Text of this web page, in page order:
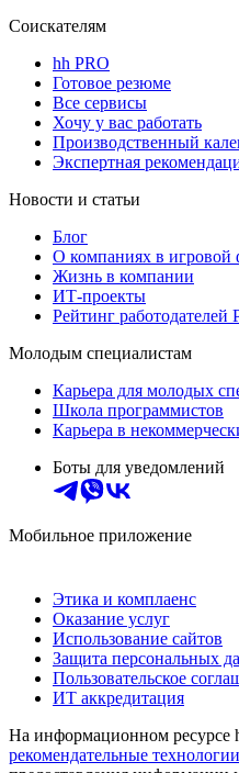
Соискателям
hh PRO
Готовое резюме
Все сервисы
Хочу у вас работать
Производственный
Экспертная
Новости и статьи
Блог
О компаниях в игровой
Жизнь в компании
ИТ-проекты
Рейтинг работодателей
Молодым специалистам
Карьера для молодых
Школа программистов
Карьера в
Боты для уведомлений
Мобильное приложение
Этика и комплаенс
Оказание услуг
Использование сайтов
Защита персональных
Пользовательское
ИТ аккредитация
На информационном ресурсе
рекомендательные технологии